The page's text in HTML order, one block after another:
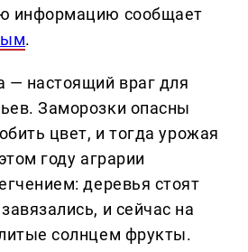
информацию сообщает
.
— настоящий враг для
Заморозки опасны
цвет, и тогда урожая
году аграрии
деревья стоят
и сейчас на
солнцем фрукты.